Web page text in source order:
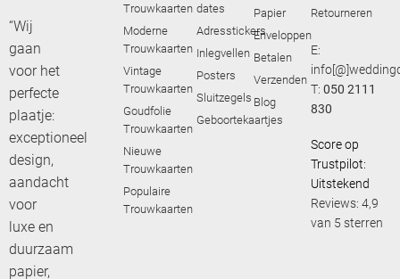
“Wij
gaan
voor het
perfecte
plaatje:
exceptioneel
design,
aandacht
voor
luxe en
duurzaam
papier,
Trouwkaarten
Moderne
Trouwkaarten
Vintage
Trouwkaarten
Goudfolie
Trouwkaarten
Nieuwe
Trouwkaarten
Populaire
Trouwkaarten
dates
Adresstickers
Inlegvellen
Posters
Sluitzegels
Geboortekaartjes
Papier
Enveloppen
Betalen
Verzenden
Blog
Retourneren
E:
T:050 2111
830
Score op
Trustpilot:
Uitstekend
Reviews: 4,9
van 5 sterren